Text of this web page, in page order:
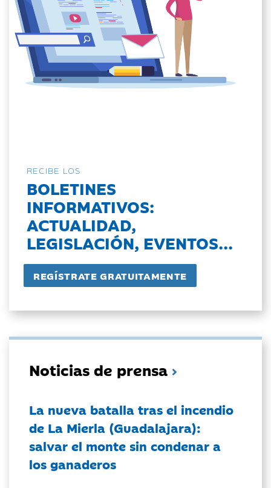
RECIBE LOS
BOLETINES
INFORMATIVOS:
ACTUALIDAD,
LEGISLACIÓN, EVENTOS...
Noticias de prensa
La nueva batalla tras el incendio
de La Mierla (Guadalajara):
salvar el monte sin condenar a
los ganaderos